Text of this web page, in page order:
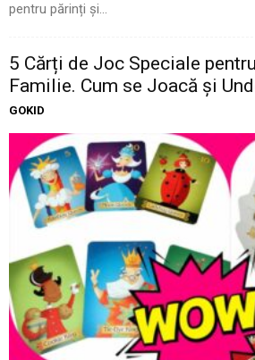
pentru părinți și...
5 Cărți de Joc Speciale
Familie. Cum se Joacă și
GOKID